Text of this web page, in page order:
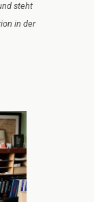
steht
in der